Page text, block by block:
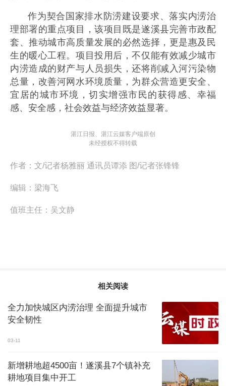
作为契合国家排水防涝建设要求、落实内涝治
理部署的重点项目，该项目既是遂溪县完善市政配
套、推动城市高质量发展的必然选择，更是惠及民
生的暖心工程。项目投用后，不仅能有效减少城市
内涝造成的财产与人员损失，还将削减入河污染物
总量，改善河网水环境质量，为群众营造更安全、
宜居的城市环境，切实增强市民的获得感、幸福
感、安全感，社会效益与经济效益显著。
湛江日报、湛江云媒客户端原创
未经授权不得转载
作者： 文/记者杨雅丽 通讯员谭添 图/记者张锋锋
编辑： 梁海飞
值班主任： 吴文静
相关阅读
全力加快城区内涝治理 全面提升城市
安全韧性
03-11
新增耕地超4500亩！遂溪县7个镇补充
耕地项目集中开工